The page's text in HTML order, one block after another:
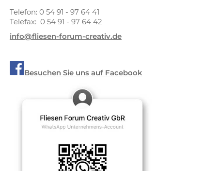
Telefon: 0 54 91 - 97 64 41
Telefax: 0 54 91 - 97 64 42
info@fliesen-forum-creativ.de
Besuchen Sie uns auf Facebook